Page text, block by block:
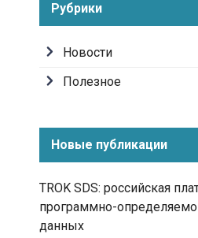
Рубрики
Новости
Полезное
Новые публикации
TROK SDS: российская
программно-
данных